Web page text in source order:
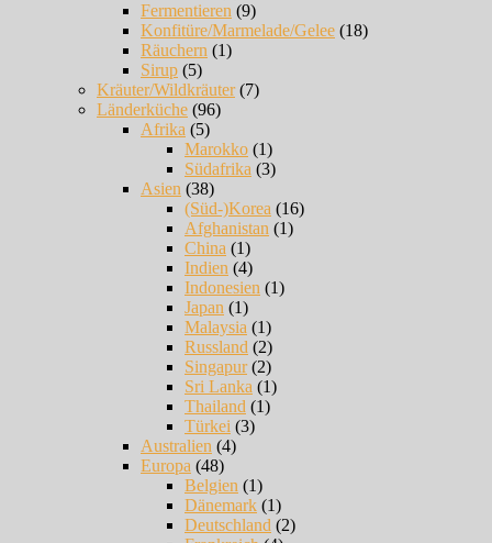
Fermentieren (9)
Konfitüre/Marmelade/Gelee (18)
Räuchern (1)
Sirup (5)
Kräuter/Wildkräuter(7)
Länderküche (96)
Afrika (5)
Marokko (1)
Südafrika (3)
Asien (38)
(Süd-)Korea (16)
Afghanistan (1)
China (1)
Indien (4)
Indonesien (1)
Japan (1)
Malaysia (1)
Russland (2)
Singapur(2)
Sri Lanka (1)
Thailand (1)
Türkei (3)
Australien (4)
Europa (48)
Belgien (1)
Dänemark (1)
Deutschland (2)